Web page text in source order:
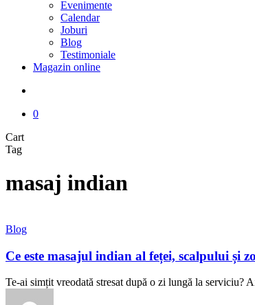
Evenimente
Calendar
Joburi
Blog
Testimoniale
Magazin online
0
CartClose
Tag
masaj indian
Ce
masajul
indian
al
feței,
scalpului
Blog
Ce este masajul indian al feței, scalpului și
Te-ai simțit vreodată stresat după o zi lungă la serviciu?